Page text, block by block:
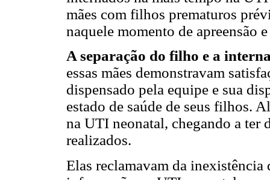
mães com filhos prematuros
naquele momento de apreensão
A separação do filho e a
essas mães demonstravam
dispensado pela equipe e sua
estado de saúde de seus filhos.
na UTI neonatal, chegando a ter
realizados.
Elas reclamavam da inexistência